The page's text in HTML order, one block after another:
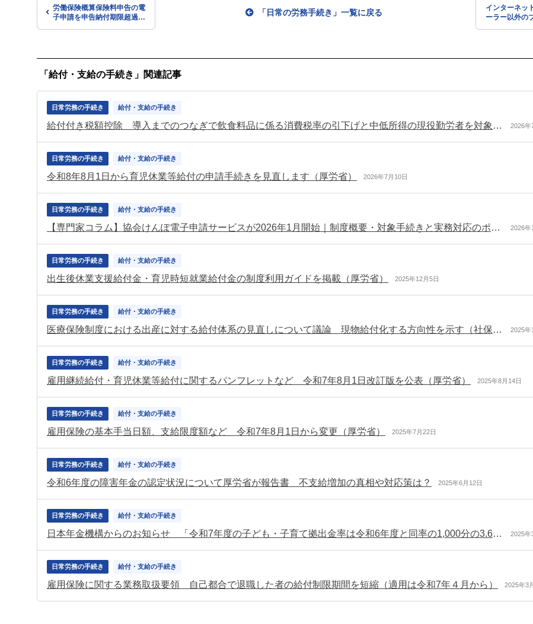
労働保険概算保険料申告の電
子申請を申告納付期限超過後
「日常の労務手続き」一覧に戻る
インターネッ
ーラー以外の
「給付・支給の手続き」関連記事
日常労務の手続き 給付・支給の手続き
給付付き税額控除 導入までのつなぎで飲食料品に係る消費税率の引下げと中低所得の現役勤労者を対象とする給付の先行導入を組み合わせる方向性を示す（実務者会議） 2026年
日常労務の手続き 給付・支給の手続き
令和8年8月1日から育児休業等給付の申請手続きを見直します（厚労省） 2026年7月10日
日常労務の手続き 給付・支給の手続き
【専門家コラム】協会けんぽ電子申請サービスが2026年1月開始｜制度概要・対象手続きと実務対応のポイント 2026年
日常労務の手続き 給付・支給の手続き
出生後休業支援給付金・育児時短就業給付金の制度利用ガイドを掲載（厚労省） 2025年12月5日
日常労務の手続き 給付・支給の手続き
医療保険制度における出産に対する給付体系の見直しについて議論 現物給付化する方向性を示す（社保審の医療保険部会） 2025年
日常労務の手続き 給付・支給の手続き
雇用継続給付・育児休業等給付に関するパンフレットなど 令和7年8月1日改訂版を公表（厚労省） 2025年8月14日
日常労務の手続き 給付・支給の手続き
雇用保険の基本手当日額、支給限度額など 令和7年8月1日から変更（厚労省） 2025年7月22日
日常労務の手続き 給付・支給の手続き
令和6年度の障害年金の認定状況について厚労省が報告書 不支給増加の真相や対応策は？ 2025年6月12日
日常労務の手続き 給付・支給の手続き
日本年金機構からのお知らせ 「令和7年度の子ども・子育て拠出金率は令和6年度と同率の1,000分の3.6に据え置く予定」などの情報を掲載 2025年
日常労務の手続き 給付・支給の手続き
雇用保険に関する業務取扱要領 自己都合で退職した者の給付制限期間を短縮（適用は令和7年４月から） 2025年3